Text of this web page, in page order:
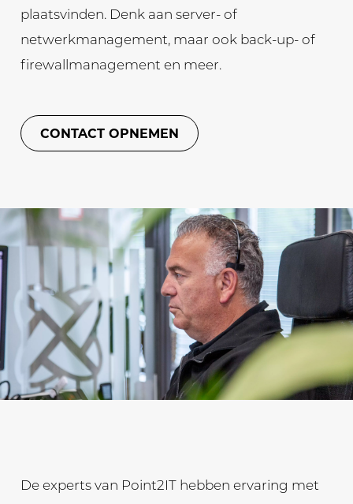
plaatsvinden. Denk aan server- of
netwerkmanagement, maar ook back-up- of
firewallmanagement en meer.
CONTACT OPNEMEN
De experts van Point2IT hebben ervaring met